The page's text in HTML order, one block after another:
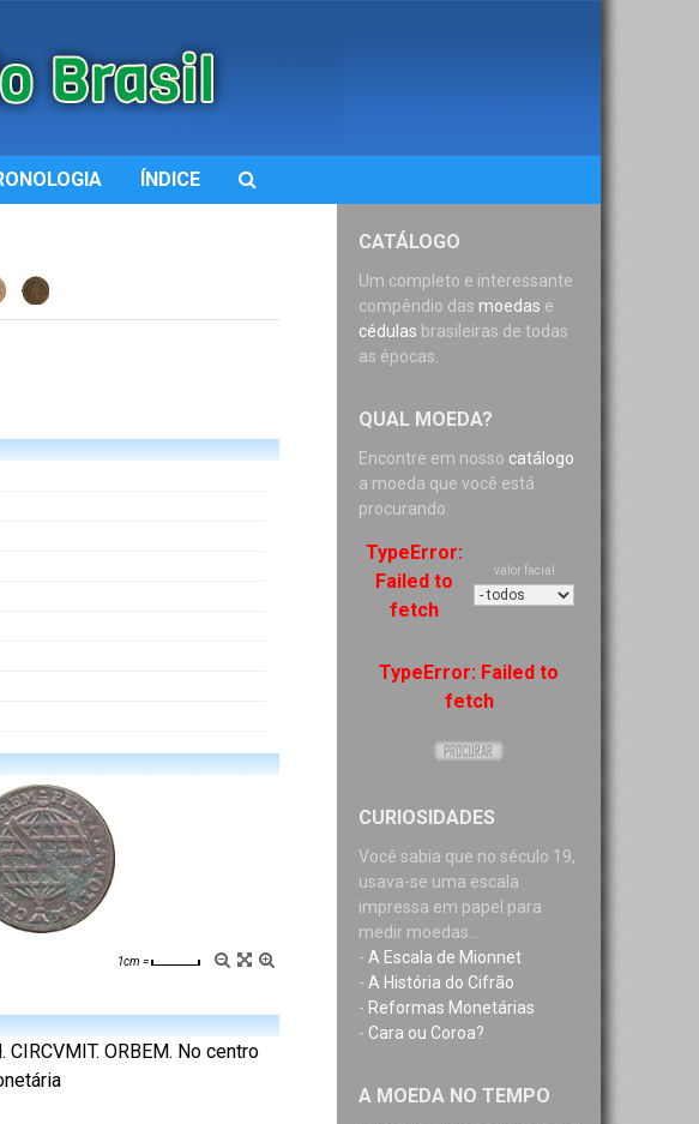
ÍNDICE
CATÁLOGO
Um completo e interessante
compêndio das moedas e
cédulas brasileiras de todas
as épocas.
QUAL MOEDA?
Encontre em nosso catálogo
a moeda que você está
procurando:
TypeError:
Failed to
fetch
valor facial
TypeError: Failed to
fetch
CURIOSIDADES
Você sabia que no século 19,
usava-se uma escala
impressa em papel para
medir moedas...
- A Escala de Mionnet
- A História do Cifrão
- Reformas Monetárias
- Cara ou Coroa?
A MOEDA NO TEMPO
1cm =
CIRCVMIT. ORBEM. No centro